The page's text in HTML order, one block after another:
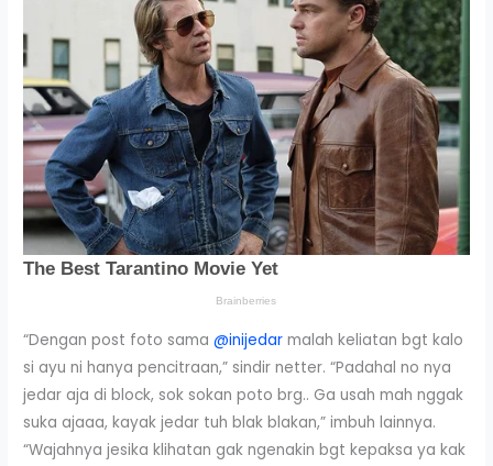
“Dengan post foto sama@inijedar malah keliatan bgt kalo
si ayu ni hanya pencitraan,” sindir netter. “Padahal no nya
jedar aja di block, sok sokan poto brg.. Ga usah mah nggak
suka ajaaa, kayak jedar tuh blak blakan,” imbuh lainnya.
“Wajahnya jesika klihatan gak ngenakin bgt kepaksa ya kak